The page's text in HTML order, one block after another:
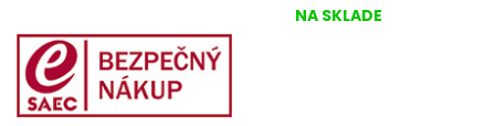
NA SKLADE